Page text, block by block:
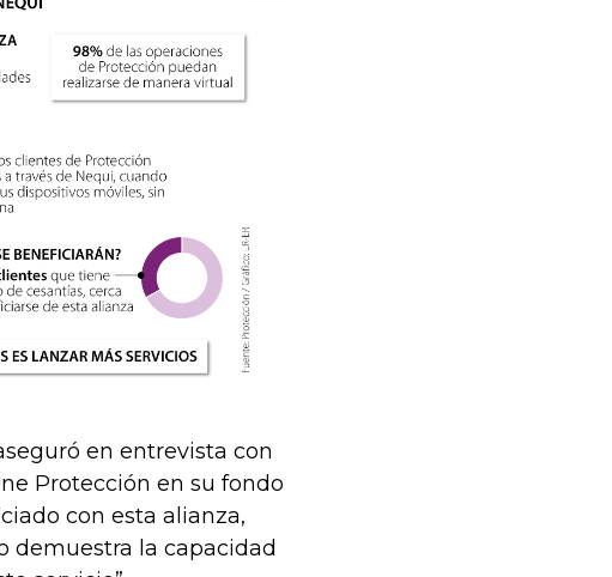
en entrevista con
Protección en su fondo
con esta alianza,
demuestra la capacidad